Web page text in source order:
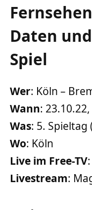
Daten
Spiel
Wer: Köln –
Wann:
Was: 5. Spieltag
Wo: Köln
Live im Free-TV
Livestream: